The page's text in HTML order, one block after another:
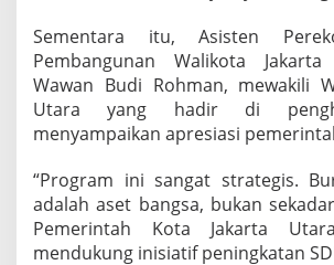
Sementara itu, Asisten
Pembangunan Walikota
Wawan Budi Rohman, mewakili
Utara yang hadir di
menyampaikan apresiasi
“Program ini sangat strategis.
adalah aset bangsa, bukan
Pemerintah Kota Jakarta
mendukung inisiatif peningkatan